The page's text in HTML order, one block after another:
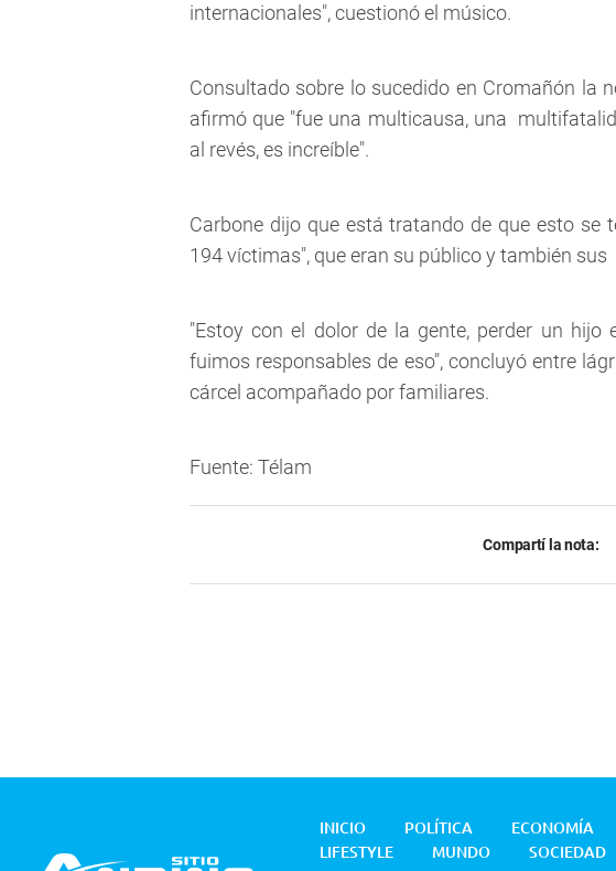
internacionales", cuestionó el músico.
Consultado sobre lo sucedido en Cromañón la
afirmó que "fue una multicausa, una
al revés, es increíble".
Carbone dijo que está tratando de que esto se
194 víctimas", que eran su público y también
"Estoy con el dolor de la gente, perder un hijo
fuimos responsables de eso", concluyó entre
cárcel acompañado por familiares.
Fuente: Télam
Compartí la nota:
INICIO POLÍTICA ECONOMÍA
LIFESTYLE
MUNDO SOCIEDAD